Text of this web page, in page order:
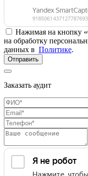
Нажимая на кнопку
на обработку
данных в Политике.
Отправить
Заказать аудит